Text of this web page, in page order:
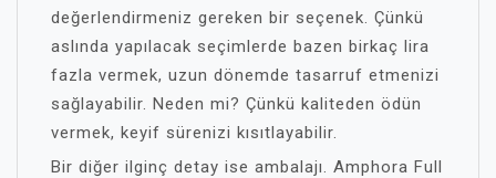
değerlendirmeniz gereken bir seçenek. Çünkü
aslında yapılacak seçimlerde bazen birkaç lira
fazla vermek, uzun dönemde tasarruf etmenizi
sağlayabilir. Neden mi? Çünkü kaliteden ödün
vermek, keyif sürenizi kısıtlayabilir.
Bir diğer ilginç detay ise ambalajı. Amphora Full